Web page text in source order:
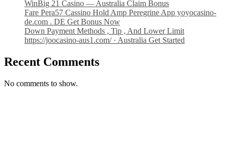
WinBig 21 Casino — Australia Claim Bonus
Fare Pera57 Cassino Hold Amp Peregrine App yoyocasino-
de.com . DE Get Bonus Now
Down Payment Methods , Tip , And Lower Limit
https://joocasino-aus1.com/ · Australia Get Started
Recent Comments
No comments to show.